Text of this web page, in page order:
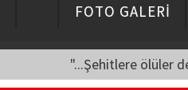
FOTO GALERİ
"...Şehitlere ölüler